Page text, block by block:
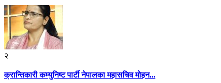
२
क्रान्तिकारी कम्युनिष्ट पार्टी नेपालका महासचिव मोहन...